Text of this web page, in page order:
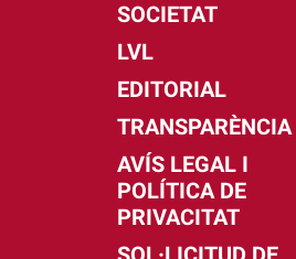
SOCIETAT
LVL
EDITORIAL
TRANSPARÈNCIA
AVÍS LEGAL I
POLÍTICA DE
PRIVACITAT